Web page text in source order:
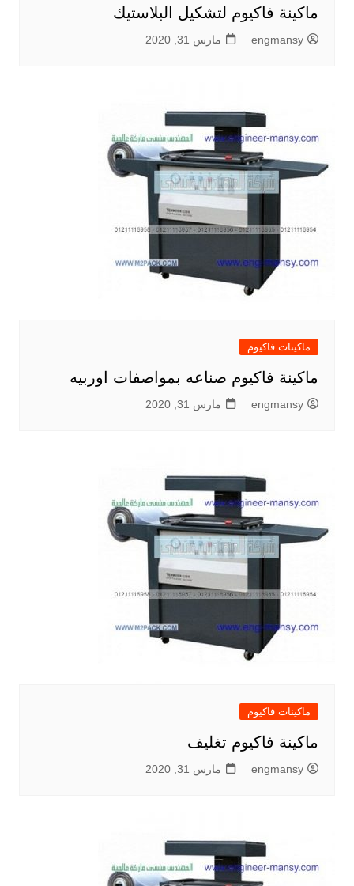
ماكينة فاكيوم لتشكيل البلاستيك
engmansy مارس 31, 2020
ماكينات فاكيوم
ماكينة فاكيوم صناعه بمواصفات اوربيه
engmansy مارس 31, 2020
ماكينات فاكيوم
ماكينة فاكيوم تغليف
engmansy مارس 31, 2020